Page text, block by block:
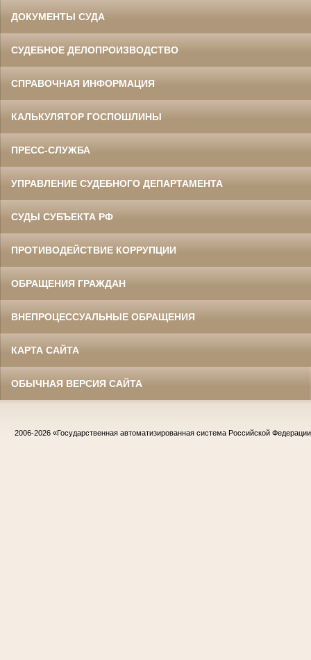
ДОКУМЕНТЫ СУДА
СУДЕБНОЕ ДЕЛОПРОИЗВОДСТВО
СПРАВОЧНАЯ ИНФОРМАЦИЯ
КАЛЬКУЛЯТОР ГОСПОШЛИНЫ
ПРЕСС-СЛУЖБА
УПРАВЛЕНИЕ СУДЕБНОГО ДЕПАРТАМЕНТА
СУДЫ СУБЪЕКТА РФ
ПРОТИВОДЕЙСТВИЕ КОРРУПЦИИ
ОБРАЩЕНИЯ ГРАЖДАН
ВНЕПРОЦЕССУАЛЬНЫЕ ОБРАЩЕНИЯ
КАРТА САЙТА
ОБЫЧНАЯ ВЕРСИЯ САЙТА
2006-2026 «Государственная автоматизированная система Российской